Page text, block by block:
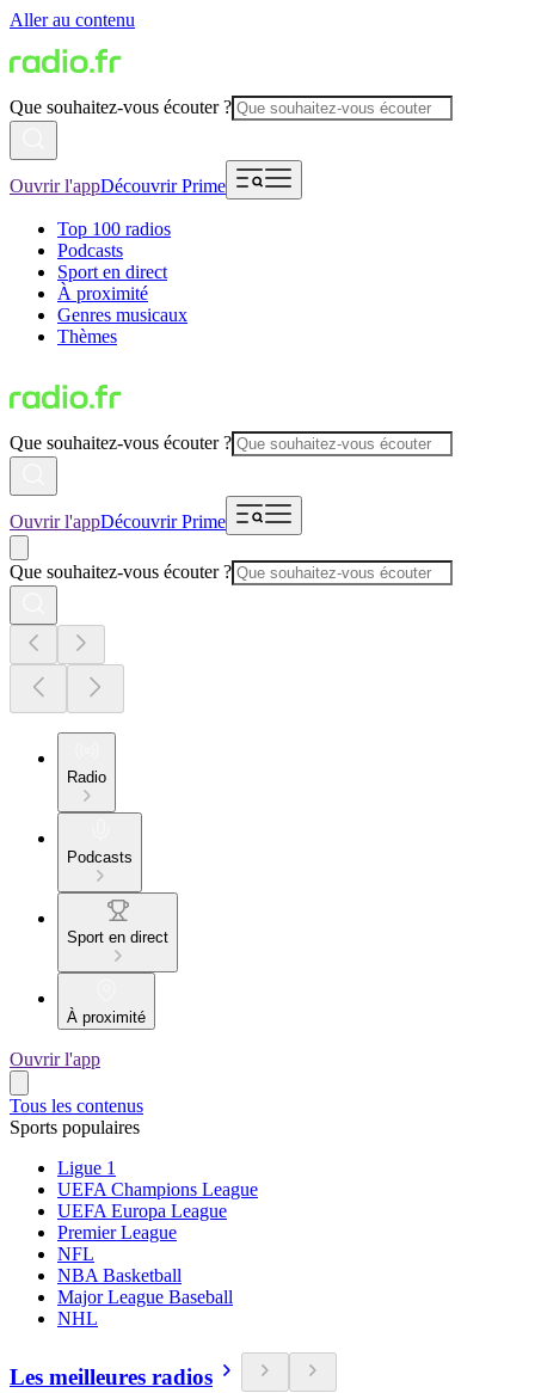
Aller au contenu
Que souhaitez-vous écouter ?
Ouvrir l'appDécouvrir Prime
Top 100 radios
Podcasts
Sport en direct
À proximité
Genres musicaux
Thèmes
Que souhaitez-vous écouter ?
Ouvrir l'appDécouvrir Prime
Que souhaitez-vous écouter ?
Radio
Podcasts
Sport en direct
À proximité
Ouvrir l'app
Tous les contenus
Sports populaires
Ligue 1
UEFA Champions League
UEFA Europa League
Premier League
NFL
NBA Basketball
Major League Baseball
NHL
Les meilleures radios